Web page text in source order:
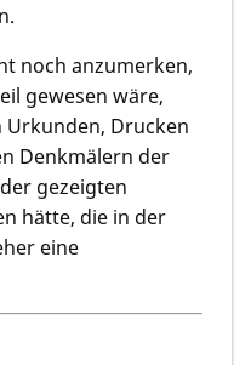
noch anzumerken,
gewesen wäre,
Urkunden, Drucken
Denkmälern der
gezeigten
hätte, die in der
eine